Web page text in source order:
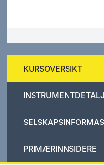
KURSOVERSIKT
PRIMÆRINNSIDERE